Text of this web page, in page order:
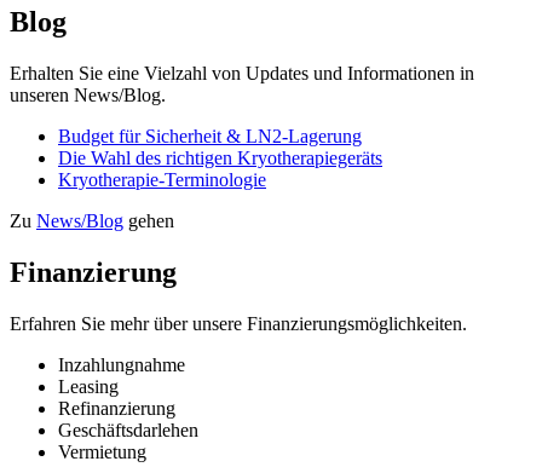
Blog
Erhalten Sie eine Vielzahl von Updates und Informationen in
unseren News/Blog.
Budget für Sicherheit & LN2-Lagerung
Die Wahl des richtigen Kryotherapiegeräts
Kryotherapie-Terminologie
Zu News/Blog gehen
Finanzierung
Erfahren Sie mehr über unsere Finanzierungsmöglichkeiten.
Inzahlungnahme
Leasing
Refinanzierung
Geschäftsdarlehen
Vermietung